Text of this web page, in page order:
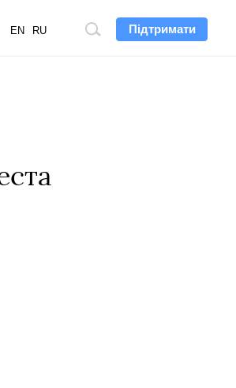
Підтримати
Пошук
EN RU